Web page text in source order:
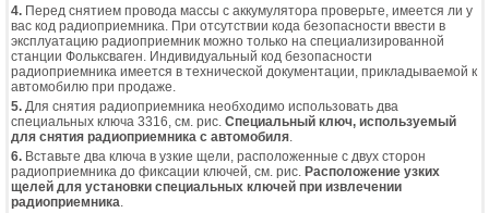
4. Перед снятием провода массы с аккумулятора проверьте, имеется ли у
вас код радиоприемника. При отсутствии кода безопасности ввести в
эксплуатацию радиоприемник можно только на специализированной
станции Фольксваген. Индивидуальный код безопасности
радиоприемника имеется в технической документации, прикладываемой к
автомобилю при продаже.
5. Для снятия радиоприемника необходимо использовать два
специальных ключа 3316, см. рис. Специальный ключ, используемый
для снятия радиоприемника с автомобиля.
6. Вставьте два ключа в узкие щели, расположенные с двух сторон
радиоприемника до фиксации ключей, см. рис. Расположение узких
щелей для установки специальных ключей при извлечении
радиоприемника.